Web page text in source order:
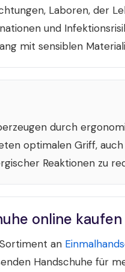
Laboren, der
und
mit sensiblen
durch
optimalen Griff,
Reaktionen zu
online kaufen
an
Handschuhe für